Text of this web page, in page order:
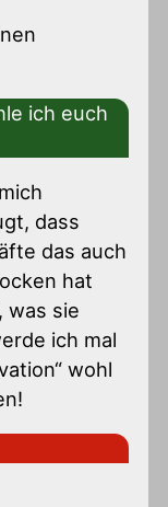
ich euch
dass
das auch
hat
was sie
ich mal
wohl